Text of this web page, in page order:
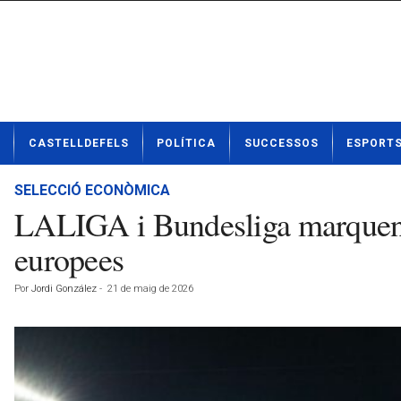
t
CASTELLDEFELS POLÍTICA SUCCESSOS ESPORTS
SELECCIÓ ECONÒMICA
LALIGA i Bundesliga
europees
Por Jordi González - 21 de maig de 2026